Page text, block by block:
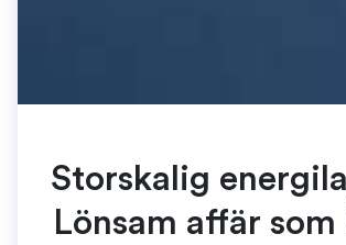
Storskalig
Lönsam affär